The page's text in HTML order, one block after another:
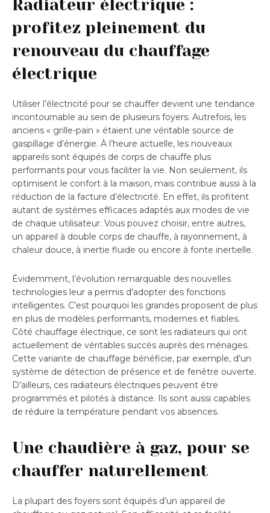
Radiateur électrique :
profitez pleinement du
renouveau du chauffage
électrique
Utiliser l’électricité pour se chauffer devient une tendance
incontournable au sein de plusieurs foyers. Autrefois, les
anciens « grille-pain » étaient une véritable source de
gaspillage d’énergie. À l’heure actuelle, les nouveaux
appareils sont équipés de corps de chauffe plus
performants pour vous faciliter la vie. Non seulement, ils
optimisent le confort à la maison, mais contribue aussi à la
réduction de la facture d’électricité. En effet, ils profitent
autant de systèmes efficaces adaptés aux modes de vie
de chaque utilisateur. Vous pouvez choisir, entre autres,
un appareil à double corps de chauffe, à rayonnement, à
chaleur douce, à inertie fluide ou encore à fonte inertielle.
Évidemment, l’évolution remarquable des nouvelles
technologies leur a permis d’adopter des fonctions
intelligentes. C’est pourquoi les grandes proposent de plus
en plus de modèles performants, modernes et fiables.
Côté chauffage électrique, ce sont les radiateurs qui ont
actuellement de véritables succès auprès des ménages.
Cette variante de chauffage bénéficie, par exemple, d’un
système de détection de présence et de fenêtre ouverte.
D’ailleurs, ces radiateurs électriques peuvent être
programmés et pilotés à distance. Ils sont aussi capables
de réduire la température pendant vos absences.
Une chaudière à gaz, pour se
chauffer naturellement
La plupart des foyers sont équipés d’un appareil de